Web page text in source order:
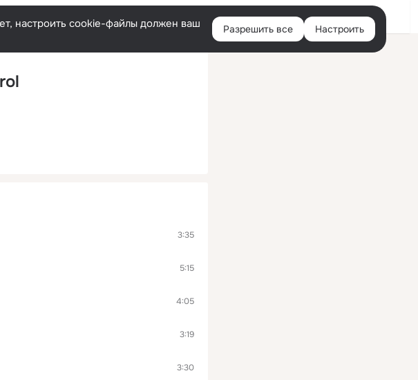
Войти
настроить cookie-файлы должен ваш
Разрешить все Настроить
3:35
5:15
4:05
3:19
3:30